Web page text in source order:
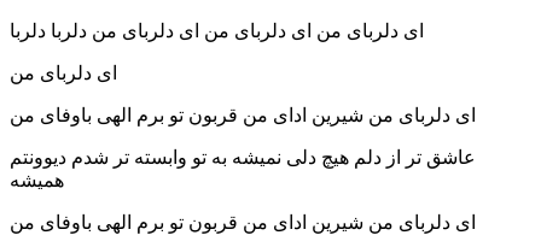
ای دلربای من ای دلربای من ای دلربای من دلربا دلربا
ای دلربای من
ای دلربای من شیرین ادای من قربون تو برم الهی باوفای من
عاشق تر از دلم هیچ دلی نمیشه به تو وابسته تر شدم دیوونتم
همیشه
ای دلربای من شیرین ادای من قربون تو برم الهی باوفای من